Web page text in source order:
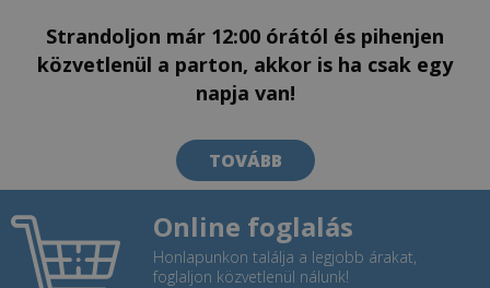
Strandoljon már 12:00 órától és pihenjen
közvetlenül a parton, akkor is ha csak egy
napja van!
TOVÁBB
Online foglalás
Honlapunkon találja a legjobb árakat,
foglaljon közvetlenül nálunk!